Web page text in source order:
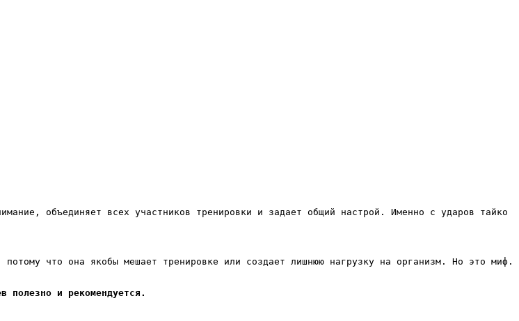
объединяет всех участников тренировки и задает общий настрой. Именно с ударов тайко
что она якобы мешает тренировке или создает лишнюю нагрузку на организм. Но это миф.
полезно и рекомендуется.